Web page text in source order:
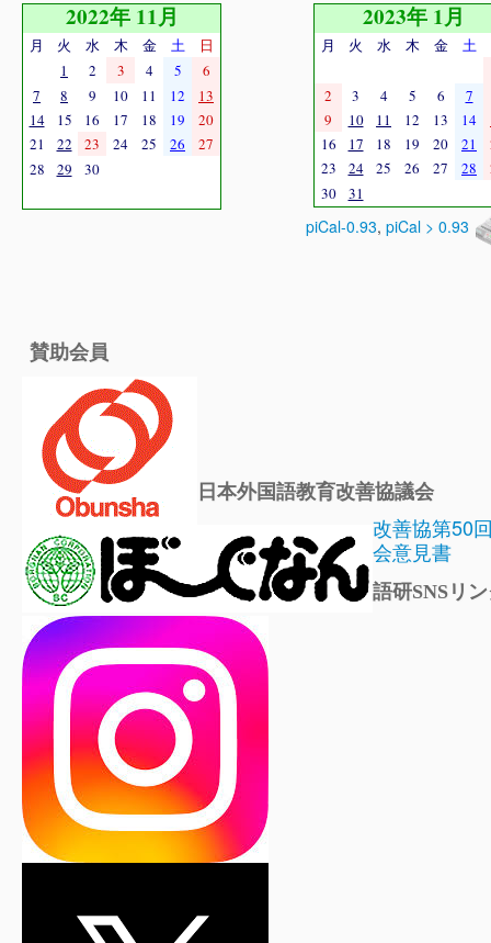
2022年 11月
月 火 水 木 金 土
日
1
2 3 4 5
6
7
8 9 10 11 12
13
14
15 16 17 18 19
20
21
22 23 24 25 26
27
28
29 30
2023年 1月
月 火 水 木 金 土
2 3 4 5 6
7
9
10 11 12 13 14
16
17 18 19 20 21
23
24 25 26 27 28
30
31
piCal-0.93, piCal > 0.93
賛助会員
日本外国語教育改善協議会
改善協第50
会意見書
語研SNSリ